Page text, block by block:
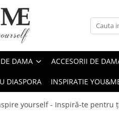
DAMA ACCESORII DE
DIASPORA INSPIRATIE
yourself - Inspiră-te pentru